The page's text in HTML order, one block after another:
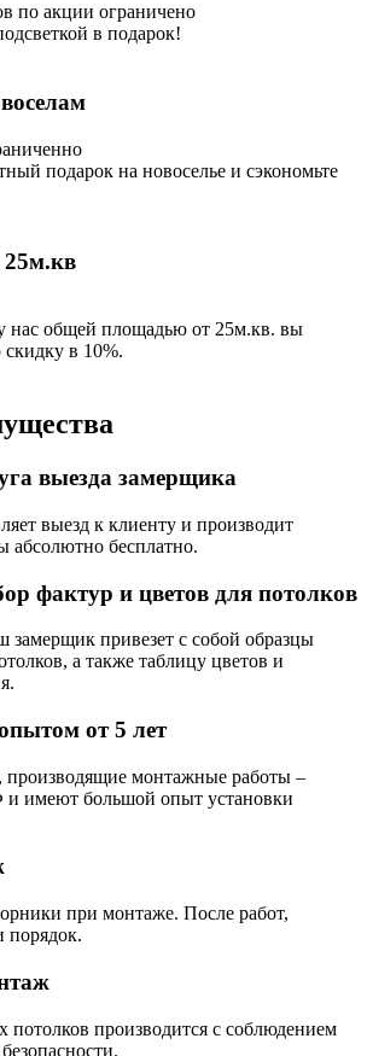
по акции ограничено
в подарок!
подарок на новоселье и сэкономьте
нас общей площадью от 25м.кв. вы
в 10%.
выезда замерщика
выезд к клиенту и производит
абсолютно бесплатно.
фактур и цветов для потолков
замерщик привезет с собой образцы
а также таблицу цветов и
от 5 лет
монтажные работы –
и имеют большой опыт установки
при монтаже. После работ,
порядок.
потолков производится с соблюдением